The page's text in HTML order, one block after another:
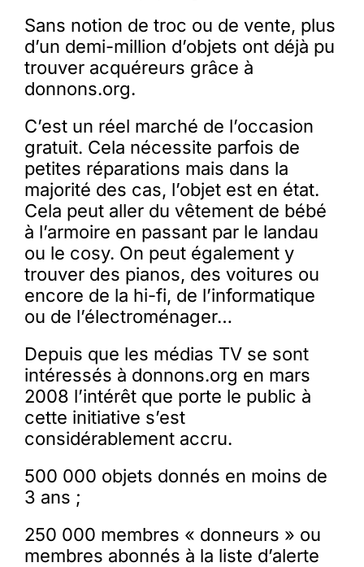
Sans notion de troc ou de vente, plus
d’un demi-million d’objets ont déjà pu
trouver acquéreurs grâce à
donnons.org.
C’est un réel marché de l’occasion
gratuit. Cela nécessite parfois de
petites réparations mais dans la
majorité des cas, l’objet est en état.
Cela peut aller du vêtement de bébé
à l’armoire en passant par le landau
ou le cosy. On peut également y
trouver des pianos, des voitures ou
encore de la hi-fi, de l’informatique
ou de l’électroménager…
Depuis que les médias TV se sont
intéressés à donnons.org en mars
2008 l’intérêt que porte le public à
cette initiative s’est
considérablement accru.
500 000 objets donnés en moins de
3 ans ;
250 000 membres « donneurs » ou
membres abonnés à la liste d’alerte